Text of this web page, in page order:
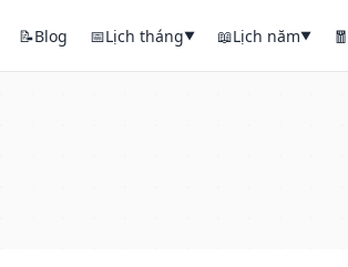
📝Blog 📅Lịch tháng▼ 📖Lịch năm▼ 🧧